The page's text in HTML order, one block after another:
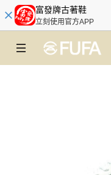
富發牌古著鞋
立刻使用官方APP